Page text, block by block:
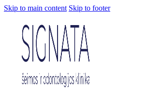
Skip to main content Skip to footer